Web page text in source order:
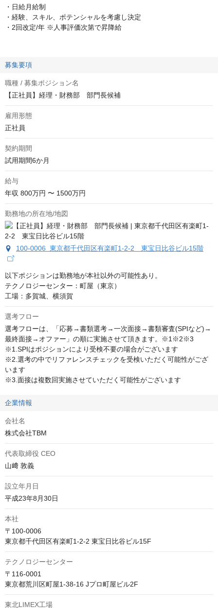
・日給月給制
・経験、スキル、ポテンシャルを考慮し決定
・2回改定/年 ※人事評価次第で昇降給
募集要項
職種 / 募集ポジション名
【正社員】経理・財務部 部門長候補
雇用形態
正社員
契約期間
試用期間6か月
給与
年収 800万円 〜 1500万円
勤務地の所在地/地図
100-0006 東京都千代田区有楽町1-2-2 東宝日比谷ビル15階
以下ポジションは勤務地が本社以外の可能性あり。
テクノロジーセンター：町屋（東京）
工場：多賀城、横須賀
選考フロー
選考フローは、「応募→書類選考→一次面接→書類審査(SPIなど)→
最終面接→オファー」の順に実施させて頂きます。※1※2※3
※1.SPIはポジションにより受検不要の場合がございます
※2.選考の中でリファレンスチェックを受検いただく可能性がござ
います
※3.面接は複数回実施させていただく可能性がございます
企業情報
会社名
株式会社TBM
代表取締役 CEO
山﨑 敦義
設立年月日
平成23年8月30日
本社
〒100-0006
東京都千代田区有楽町1-2-2 東宝日比谷ビル15F
テクノロジーセンター
〒116-0001
東京都荒川区町屋1-38-16 Jプロ町屋ビル2F
東北LIMEX工場